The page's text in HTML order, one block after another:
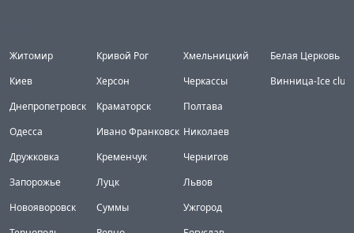
Житомир
Киев
Днепропетровск
Одесса
Дружковка
Запорожье
Новояворовск
Кривой Рог
Херсон
Краматорск
Ивано Франковск
Кременчук
Луцк
Суммы
Хмельницкий
Черкассы
Полтава
Николаев
Чернигов
Львов
Ужгород
Белая Церковь
Винница-Ice club